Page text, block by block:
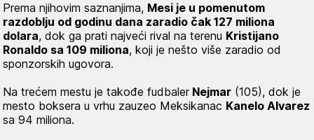
Prema njihovim saznanjima, Mesi je u pomenutom
razdoblju od godinu dana zaradio čak 127 miliona
dolara, dok ga prati najveći rival na terenu Kristijano
Ronaldo sa 109 miliona, koji je nešto više zaradio od
sponzorskih ugovora.
Na trećem mestu je takođe fudbalerNejmar (105), dok je
mesto boksera u vrhu zauzeo Meksikanac Kanelo Alvarez
sa 94 miliona.